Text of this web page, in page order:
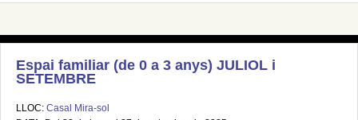
Espai familiar (de 0 a 3 anys) JULIOL i
SETEMBRE
LLOC: Casal Mira-sol